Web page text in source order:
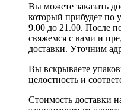
Вы можете заказать
который прибудет по
9.00 до 21.00. После
свяжемся с вами и
доставки. Уточним
Вы вскрываете
целостность и
Стоимость доставки